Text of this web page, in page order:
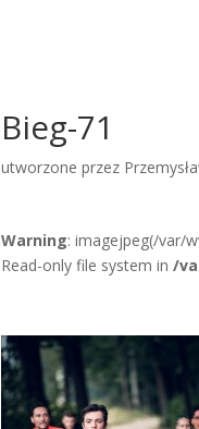
Bieg-71
utworzone przez
Warning: imagejpeg(/var/
Read-only file system in/